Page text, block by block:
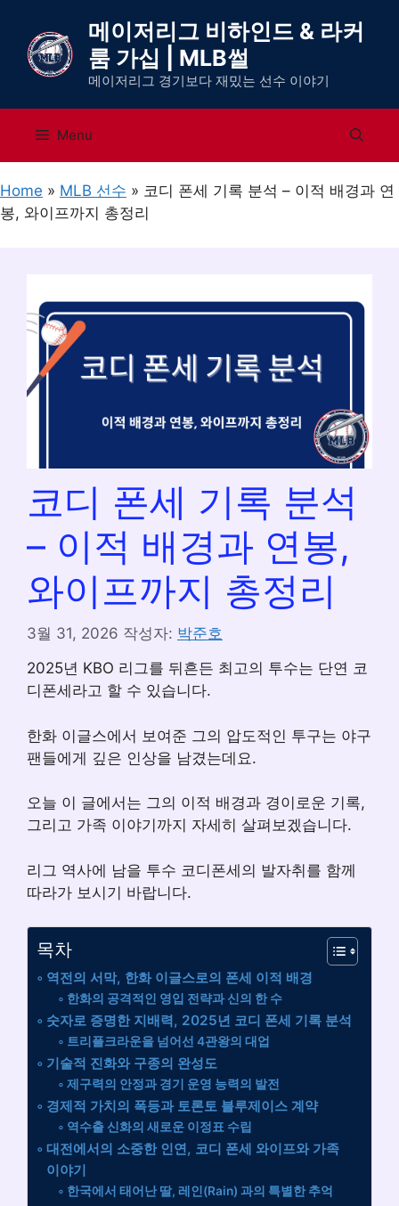
기
메이저리그 비하인드 & 라커
룸 가십 | MLB썰
메이저리그 경기보다 재밌는 선수 이야기
Menu
Home » MLB 선수 » 코디 폰세 기록 분석 – 이적 배경과 연
봉, 와이프까지 총정리
코디 폰세 기록 분석
– 이적 배경과 연봉,
와이프까지 총정리
3월 31, 2026 작성자: 박준호
2025년 KBO 리그를 뒤흔든 최고의 투수는 단연 코
디폰세라고 할 수 있습니다.
한화 이글스에서 보여준 그의 압도적인 투구는 야구
팬들에게 깊은 인상을 남겼는데요.
오늘 이 글에서는 그의 이적 배경과 경이로운 기록,
그리고 가족 이야기까지 자세히 살펴보겠습니다.
리그 역사에 남을 투수 코디폰세의 발자취를 함께
따라가 보시기 바랍니다.
목차
역전의 서막, 한화 이글스로의 폰세 이적 배경
한화의 공격적인 영입 전략과 신의 한 수
숫자로 증명한 지배력, 2025년 코디 폰세 기록 분석
트리플크라운을 넘어선 4관왕의 대업
기술적 진화와 구종의 완성도
제구력의 안정과 경기 운영 능력의 발전
경제적 가치의 폭등과 토론토 블루제이스 계약
역수출 신화의 새로운 이정표 수립
대전에서의 소중한 인연, 코디 폰세 와이프와 가족
이야기
한국에서 태어난 딸, 레인(Rain) 과의 특별한 추억